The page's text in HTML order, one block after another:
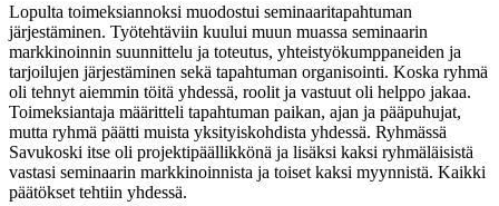
Lopulta toimeksiannoksi muodostui seminaaritapahtuman
järjestäminen. Työtehtäviin kuului muun muassa seminaarin
markkinoinnin suunnittelu ja toteutus, yhteistyökumppaneiden ja
tarjoilujen järjestäminen sekä tapahtuman organisointi. Koska ryhmä
oli tehnyt aiemmin töitä yhdessä, roolit ja vastuut oli helppo jakaa.
Toimeksiantaja määritteli tapahtuman paikan, ajan ja pääpuhujat,
mutta ryhmä päätti muista yksityiskohdista yhdessä. Ryhmässä
Savukoski itse oli projektipäällikkönä ja lisäksi kaksi ryhmäläisistä
vastasi seminaarin markkinoinnista ja toiset kaksi myynnistä. Kaikki
päätökset tehtiin yhdessä.